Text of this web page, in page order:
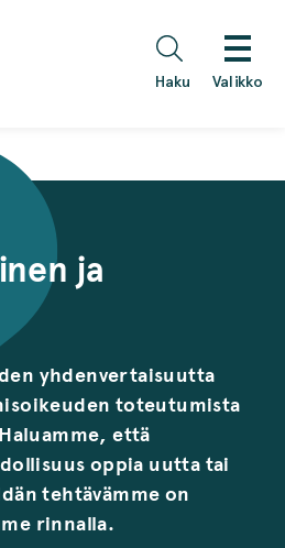
Haku Valikko
ja
yhdenvertaisuutta
toteutumista
että
oppia uutta tai
tehtävämme on
rinnalla.